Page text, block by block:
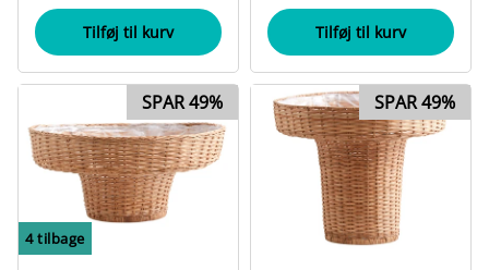
Tilføj til kurv Tilføj til kurv
4tilbage
SPAR 49% SPAR 49%